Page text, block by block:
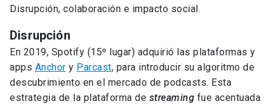
Disrupción, colaboración e impacto social.
Disrupción
En 2019, Spotify (15º lugar) adquirió las plataformas y
apps Anchor y Parcast, para introducir su algoritmo de
descubrimiento en el mercado de podcasts. Esta
estrategia de la plataforma de streaming fue acentuada